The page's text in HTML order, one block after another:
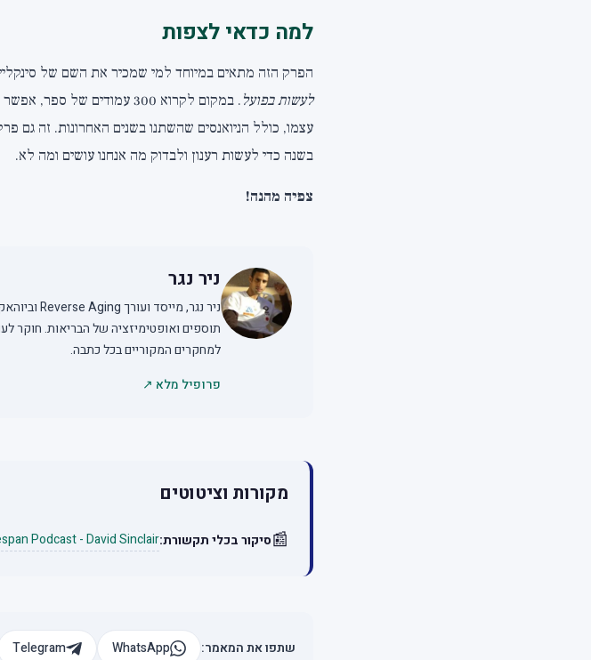
למה כדאי לצפות
הפרק הזה מתאים במיוחד למי שמכיר את השם של
לעשות בפועל
. במקום לקרוא 300 עמודים
עצמו, כולל הניואנסים שהשתנו בשנים האחרונות. זה גם
בשנה כדי לעשות רענון ולבדוק מה אנחנו עושים ומה לא.
צפיה מהנה!
ניר נגר
תוספים ואופטימיזציה של הבריאות. חוקר
למחקרים המקוריים בכל כתבה.
פרופיל מלא ↗
מקורות וציטוטים
📰סיקור בכלי תקשורת:Podcast - David Sinclair
שתפו את המאמר: WhatsApp
Telegram